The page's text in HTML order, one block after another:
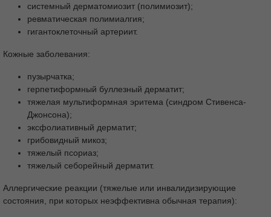
системный дерматомиозит (полимиозит);
ревматическая полимиалгия;
гигантоклеточный артериит.
Кожные заболевания:
пузырчатка;
герпетиформный буллезный дерматит;
тяжелая мультиформная эритема (синдром Стивенса-
Джонсона);
эксфолиативный дерматит;
грибовидный микоз;
тяжелый псориаз;
тяжелый себорейный дерматит.
Аллергические реакции (тяжелые или инвалидизирующие
состояния, при которых неэффективна обычная терапия):